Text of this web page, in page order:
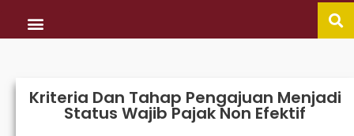
Kriteria Dan Tahap Pengajuan Menjadi
Status Wajib Pajak Non Efektif